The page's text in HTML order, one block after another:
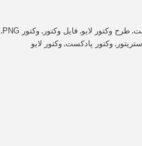
طرح وکتور لایو فایل وکتور وکتور PNG
وکتور پادکست وکتور لایو